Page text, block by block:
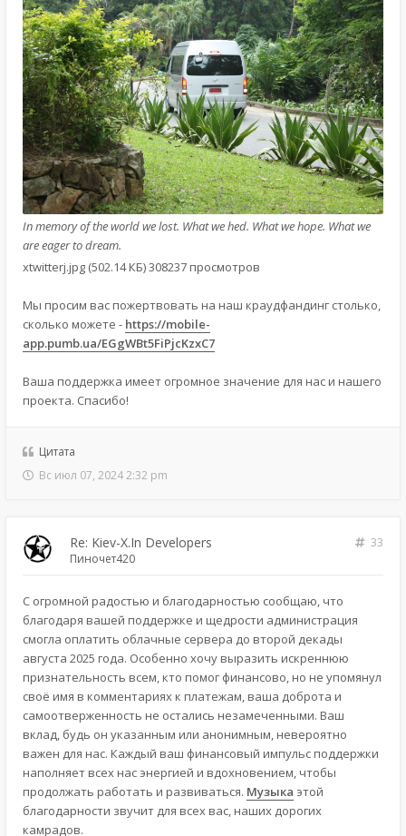
In memory of the world we lost. What we hed. What we hope. What we
are eager to dream.
xtwitterj.jpg (502.14 КБ) 308237 просмотров
Мы просим вас пожертвовать на наш краудфандинг столько,
сколько можете - https://mobile-
app.pumb.ua/EGgWBt5FiPjcKzxC7
Ваша поддержка имеет огромное значение для нас и нашего
проекта. Спасибо!
Цитата
Вс июл 07, 2024 2:32 pm
Re: Kiev-X.In Developers
33
Пиночет420
С огромной радостью и благодарностью сообщаю, что
благодаря вашей поддержке и щедрости администрация
смогла оплатить облачные сервера до второй декады
августа 2025 года. Особенно хочу выразить искреннюю
признательность всем, кто помог финансово, но не упомянул
своё имя в комментариях к платежам, ваша доброта и
самоотверженность не остались незамеченными. Ваш
вклад, будь он указанным или анонимным, невероятно
важен для нас. Каждый ваш финансовый импульс поддержки
наполняет всех нас энергией и вдохновением, чтобы
продолжать работать и развиваться. Музыка этой
благодарности звучит для всех вас, наших дорогих
камрадов.